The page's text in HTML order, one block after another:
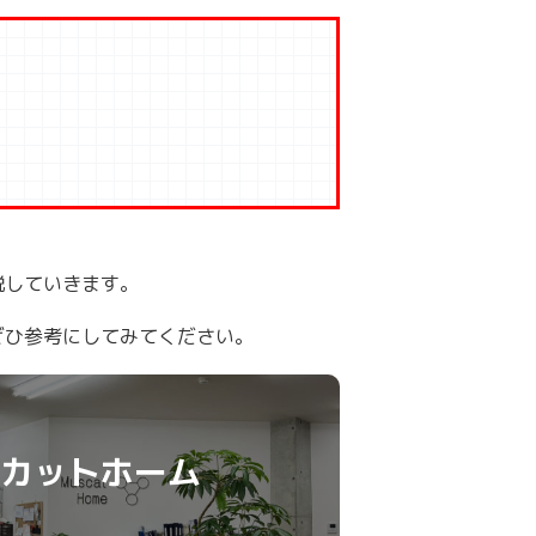
ていきます。
参考にしてみてください。
ットホーム